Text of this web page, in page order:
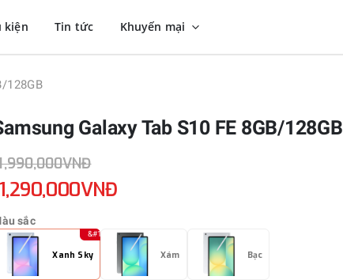
kiện Tin tức Khuyến mại
128GB
Galaxy Tab S10 FE 8GB/128GB
sắc
Xanh Sky Xám Bạc